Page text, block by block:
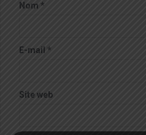
Nom *
E-mail *
Site web